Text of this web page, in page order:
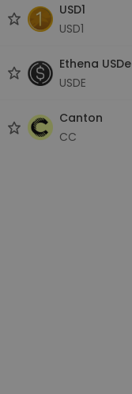
USD1
USD1
Ethena USDe
USDE
Canton
CC